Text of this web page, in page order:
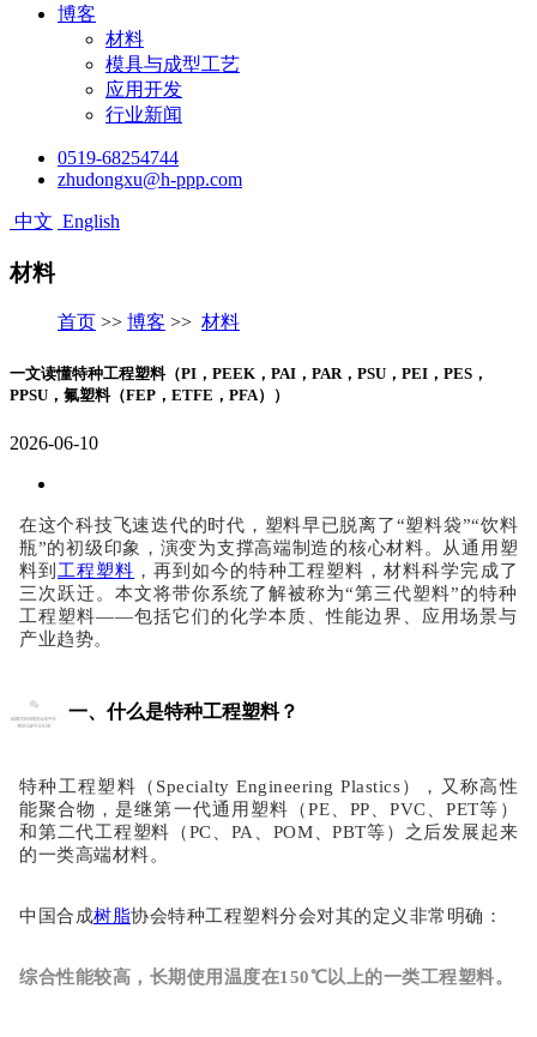
博客
材料
模具与成型工艺
应用开发
行业新闻
0519-68254744
zhudongxu@h-ppp.com
中文 English
材料
首页 >> 博客 >> 材料
一文读懂特种工程塑料（PI，PEEK，PAI，PAR，PSU，PEI，PES，
PPSU，氟塑料（FEP，ETFE，PFA））
2026-06-10
在这个科技飞速迭代的时代，塑料早已脱离了“塑料袋”“饮料
瓶”的初级印象，演变为支撑高端制造的核心材料。从通用塑
料到 工程塑料 ，再到如今的特种工程塑料，材料科学完成了
三次跃迁。本文将带你系统了解被称为“第三代塑料”的特种
工程塑料——包括它们的化学本质、性能边界、应用场景与
产业趋势。
一、什么是特种工程塑料？
特种工程塑料（ Specialty Engineering Plastics），又称高性
能聚合物，是继第一代通用塑料 （PE、PP、PVC、PET等）
和第二代工程塑料 （PC、PA、POM、PBT等）之后发展起来
的一类高端材料。
中国合成树脂协会特种工程塑料分会对其的定义非常明确：
综合性能较高，长期使用温度在150℃以上的一类工程塑料。